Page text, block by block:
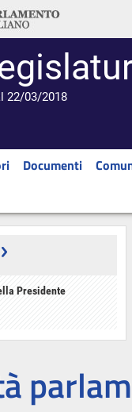
22/03/2018
Documenti
Presidente